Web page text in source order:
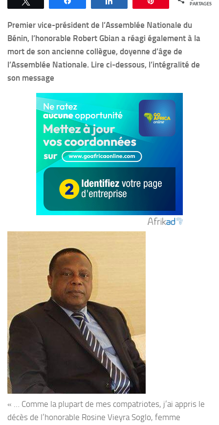
PARTAGES
Premier vice-président de l’Assemblée Nationale du
Bénin, l’honorable Robert Gbian a réagi également à la
mort de son ancienne collègue, doyenne d’âge de
l’Assemblée Nationale. Lire ci-dessous, l’intégralité de
son message
« … Comme la plupart de mes compatriotes, j’ai appris le
décès de l’honorable Rosine Vieyra Soglo, femme